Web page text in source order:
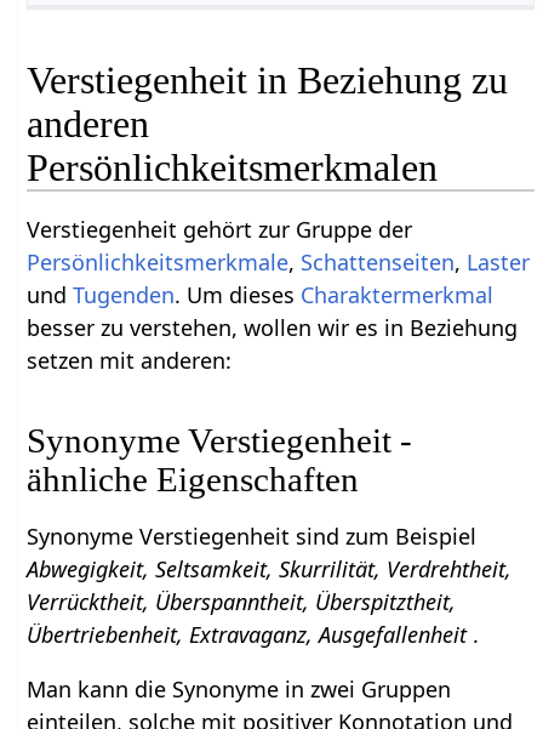
Verstiegenheit in Beziehung zu
anderen
Persönlichkeitsmerkmalen
Verstiegenheit gehört zur Gruppe der
Persönlichkeitsmerkmale, Schattenseiten, Laster
undTugenden. Um dieses Charaktermerkmal
besser zu verstehen, wollen wir es in Beziehung
setzen mit anderen:
Synonyme Verstiegenheit -
ähnliche Eigenschaften
Synonyme Verstiegenheit sind zum Beispiel
Abwegigkeit, Seltsamkeit, Skurrilität, Verdrehtheit,
Verrücktheit, Überspanntheit, Überspitztheit,
Übertriebenheit, Extravaganz, Ausgefallenheit .
Man kann die Synonyme in zwei Gruppen
einteilen, solche mit positiver Konnotation und